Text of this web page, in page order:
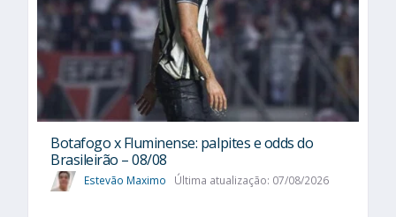
Botafogo x Fluminense: palpites e odds do
Brasileirão – 08/08
Estevão Maximo Última atualização: 07/08/2026